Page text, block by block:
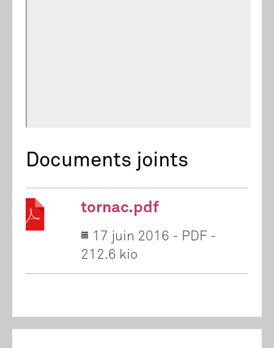
Documents joints
tornac.pdf
17 juin 2016 - PDF -
212.6 kio